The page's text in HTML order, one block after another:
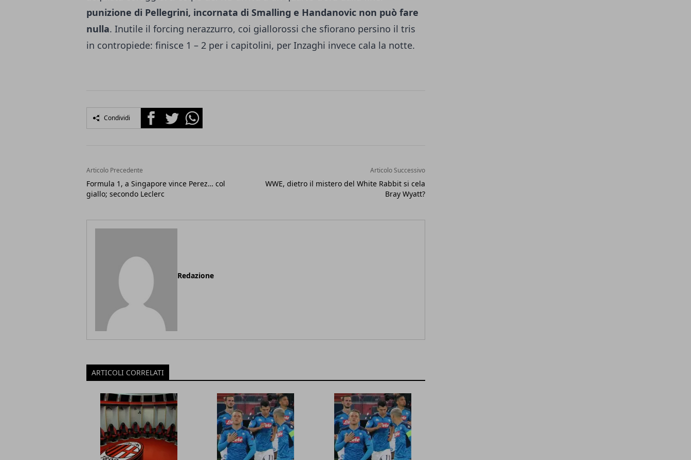
punizione di Pellegrini, incornata di Smalling e Handanovic non può fare
nulla. Inutile il forcing nerazzurro, coi giallorossi che sfiorano persino il tris
in contropiede: finisce 1 – 2 per i capitolini, per Inzaghi invece cala la notte.
Condividi FacebookTwitterWhatsapp
Articolo Precedente
Formula 1, a Singapore vince Perez… col
giallo; secondo Leclerc
Articolo Successivo
WWE, dietro il mistero del White Rabbit si cela
Bray Wyatt?
Redazione
ARTICOLI CORRELATI